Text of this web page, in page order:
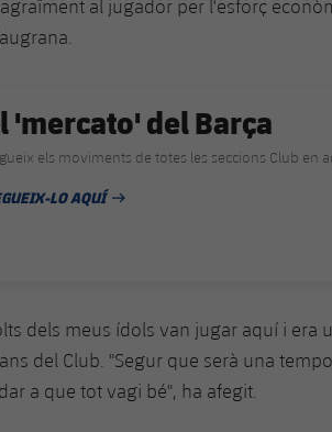
al jugador per l'esforç
'mercato' del Barça
els moviments de totes les seccions Club en
LO AQUÍ
DE PUBLICACIÓ
dels meus ídols van jugar aquí i era
del Club. "Segur que serà una
a que tot vagi bé", ha afegit.